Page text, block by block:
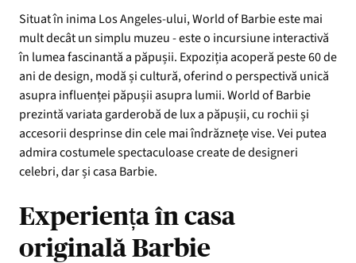
Situat în inima Los Angeles-ului, World of Barbie este mai
mult decât un simplu muzeu - este o incursiune interactivă
în lumea fascinantă a păpușii. Expoziția acoperă peste 60 de
ani de design, modă și cultură, oferind o perspectivă unică
asupra influenței păpușii asupra lumii. World of Barbie
prezintă variata garderobă de lux a păpușii, cu rochii și
accesorii desprinse din cele mai îndrăznețe vise. Vei putea
admira costumele spectaculoase create de designeri
celebri, dar și casa Barbie.
Experiența în casa
originală Barbie